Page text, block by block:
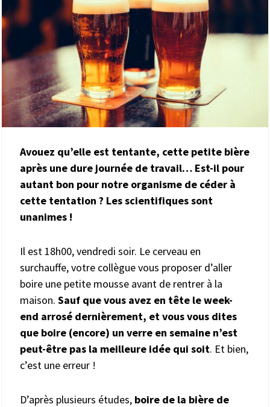
Avouez qu’elle est tentante, cette petite bière
après une dure journée de travail… Est-il pour
autant bon pour notre organisme de céder à
cette tentation ? Les scientifiques sont
unanimes !
Il est 18h00, vendredi soir. Le cerveau en
surchauffe, votre collègue vous proposer d’aller
boire une petite mousse avant de rentrer à la
maison. Sauf que vous avez en tête le week-
end arrosé dernièrement, et vous vous dites
que boire (encore) un verre en semaine n’est
peut-être pas la meilleure idée qui soit. Et bien,
c’est une erreur !
D’après plusieurs études, boire de la bière de